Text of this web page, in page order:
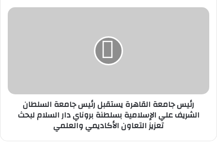
إيد"
رئيس
علي
الإسلامية
بسلطنة
السلام
رئيس جامعة القاهرة يستقبل رئيس جامعة السلطان
الشريف علي الإسلامية بسلطنة بروناي دار السلام لبحث
تعزيز التعاون الأكاديمي والعلمي